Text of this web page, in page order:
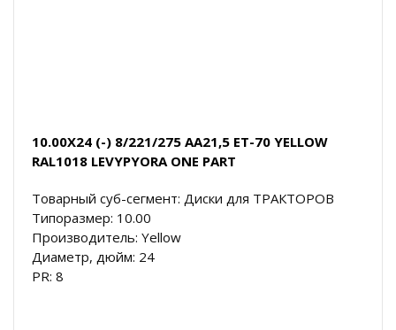
10.00X24 (-) 8/221/275 AA21,5 ET-70 YELLOW
RAL1018 LEVYPYORA ONE PART
Товарный суб-сегмент: Диски для ТРАКТОРОВ
Типоразмер: 10.00
Производитель: Yellow
Диаметр, дюйм: 24
PR: 8